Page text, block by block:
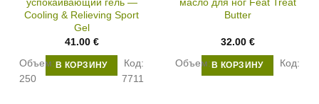
Cooling & Relieving Sport
Gel
41.00 €
В КОРЗИНУ
Код:
7711
Объем:
250
Butter
32.00 €
В КОРЗИНУ Код:
Объем: